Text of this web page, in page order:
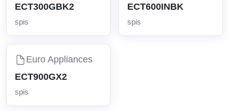
ECT300GBK2
spis
ECT600INBK
spis
Euro Appliances
ECT900GX2
spis